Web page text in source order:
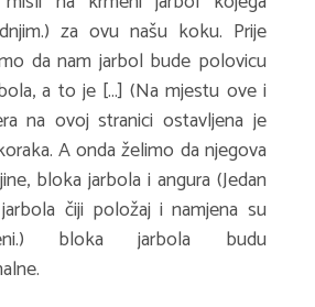
za ovu našu koku. Prije
da nam jarbol bude polovicu
a to je [...] (Na mjestu ove i
na ovoj stranici ostavljena je
A onda želimo da njegova
bloka jarbola i angura (Jedan
čiji položaj i namjena su
bloka jarbola budu